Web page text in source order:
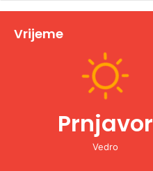
vVrijeme
Prnjavor
Vedro